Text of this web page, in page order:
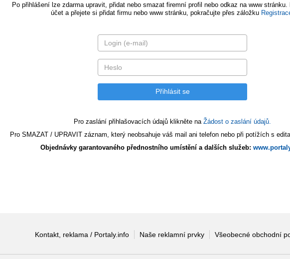
Po přihlášení lze zdarma upravit, přidat nebo smazat firemní profil nebo odkaz na www stránku.
účet a přejete si přidat firmu nebo www stránku, pokračujte přes záložku
Pro zaslání přihlašovacích údajů klikněte na Žádost o zaslání údajů.
Pro SMAZAT / UPRAVIT záznam, který neobsahuje váš mail ani telefon nebo při potížích s
Objednávky garantovaného přednostního umístění a dalších služeb:
Kontakt, reklama / Portaly.info Naše reklamní prvky Všeobecné obchodní